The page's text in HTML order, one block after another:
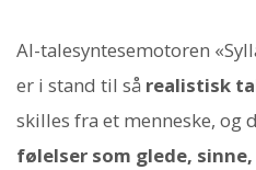
AI-talesyntesemotoren
er i stand til så realistisk
skilles fra et menneske, og
følelser som glede,